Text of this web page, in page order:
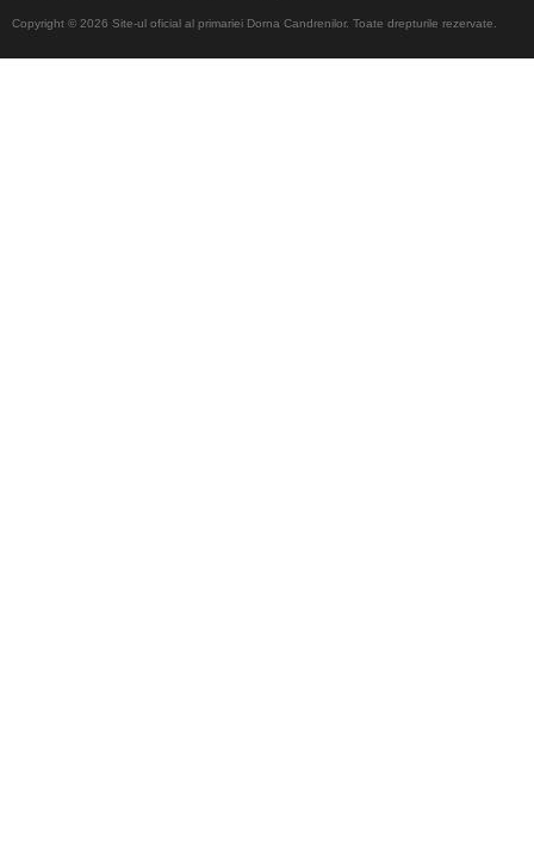
Copyright © 2026 Site-ul oficial al primariei Dorna Candrenilor. Toate drepturile rezervate.